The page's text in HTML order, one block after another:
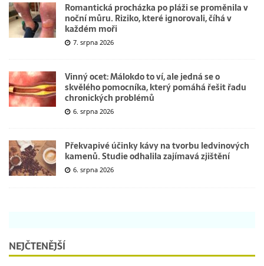
Romantická procházka po pláži se proměnila v
noční můru. Riziko, které ignorovali, číhá v
každém moři
7. srpna 2026
Vinný ocet: Málokdo to ví, ale jedná se o
skvělého pomocníka, který pomáhá řešit řadu
chronických problémů
6. srpna 2026
Překvapivé účinky kávy na tvorbu ledvinových
kamenů. Studie odhalila zajímavá zjištění
6. srpna 2026
NEJČTENĚJŠÍ